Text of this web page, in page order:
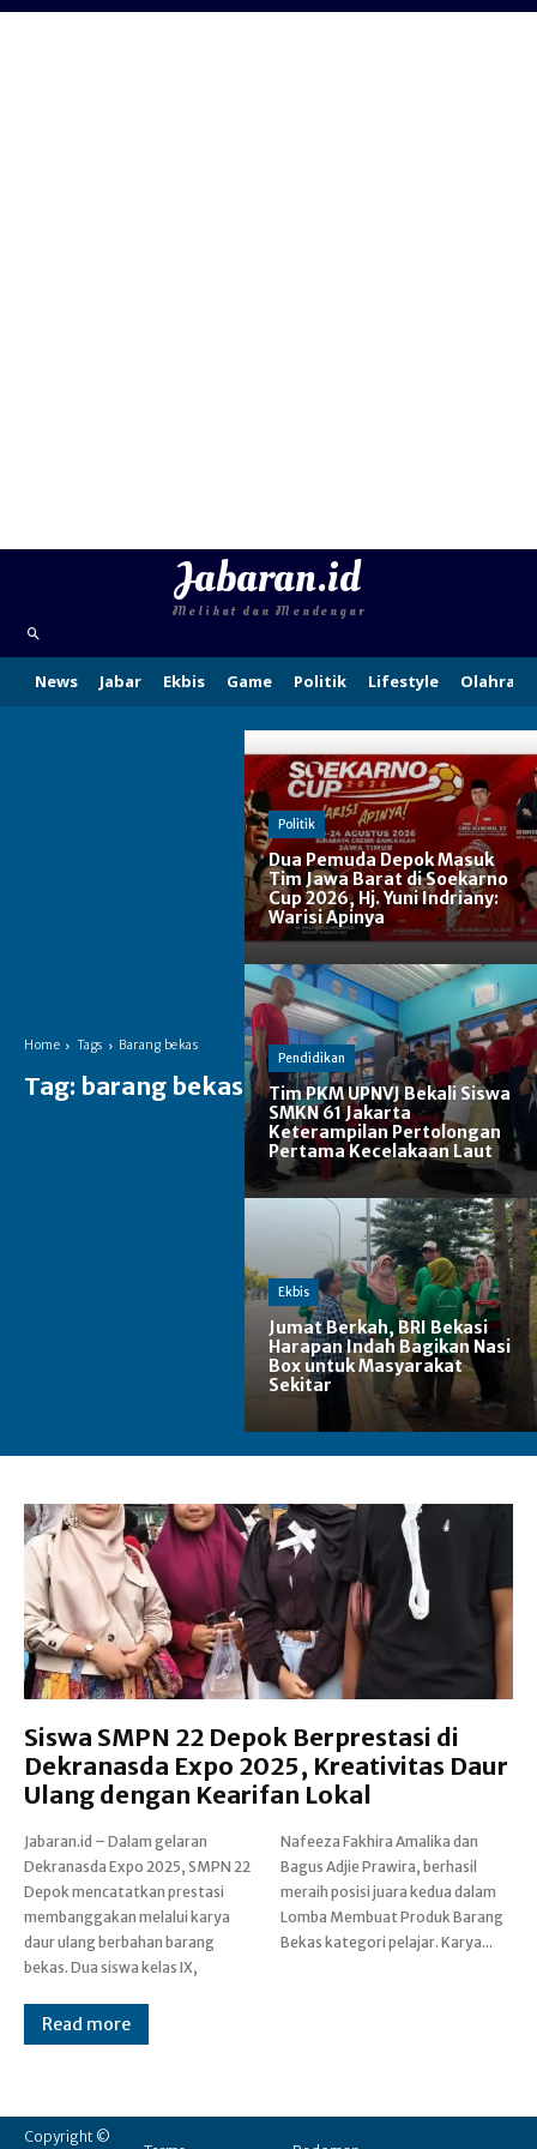
Jabaran.id
Melihat dan Mendengar
News Jabar Ekbis Game Politik Lifestyle Olahraga
Home Tags Barang bekas
Tag: barang bekas
Politik
Dua Pemuda Depok Masuk
Tim Jawa Barat di Soekarno
Cup 2026, Hj. Yuni Indriany:
Warisi Apinya
Pendidikan
Tim PKM UPNVJ Bekali Siswa
SMKN 61 Jakarta
Keterampilan Pertolongan
Pertama Kecelakaan Laut
Ekbis
Jumat Berkah, BRI Bekasi
Harapan Indah Bagikan Nasi
Box untuk Masyarakat
Sekitar
Siswa SMPN 22 Depok Berprestasi di
Dekranasda Expo 2025, Kreativitas Daur
Ulang dengan Kearifan Lokal
Jabaran.id – Dalam gelaran
Dekranasda Expo 2025, SMPN 22
Depok mencatatkan prestasi
membanggakan melalui karya
daur ulang berbahan barang
bekas. Dua siswa kelas IX,
Nafeeza Fakhira Amalika dan
Bagus Adjie Prawira, berhasil
meraih posisi juara kedua dalam
Lomba Membuat Produk Barang
Bekas kategori pelajar. Karya...
Read more
Copyright ©